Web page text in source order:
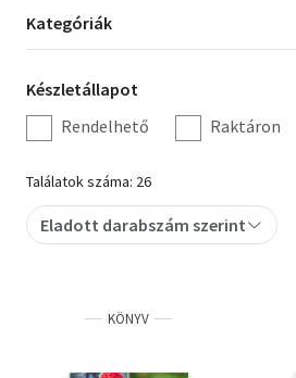
Erotika
Gyermek- és ifjúsági
Hobbi, szabadidő
Irodalom
Művészet
Szótár, nyelvkönyv
Kategória
szűrés
Kategóriák
Készletállapot
szűrés
Készletállapot
Rendelhető
Raktáron
Találatok száma: 26
Eladott darabszám szerint
KÖNYV